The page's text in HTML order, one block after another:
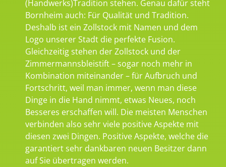
(Handwerks)Tradition stehen. Genau dafür steht
Bornheim auch: Für Qualität und Tradition.
Deshalb ist ein Zollstock mit Namen und dem
Logo unserer Stadt die perfekte Fusion.
Gleichzeitig stehen der Zollstock und der
Zimmermannsbleistift – sogar noch mehr in
Kombination miteinander – für Aufbruch und
Fortschritt, weil man immer, wenn man diese
Dinge in die Hand nimmt, etwas Neues, noch
Besseres erschaffen will. Die meisten Menschen
verbinden also sehr viele positive Aspekte mit
diesen zwei Dingen. Positive Aspekte, welche die
garantiert sehr dankbaren neuen Besitzer dann
auf Sie übertragen werden.